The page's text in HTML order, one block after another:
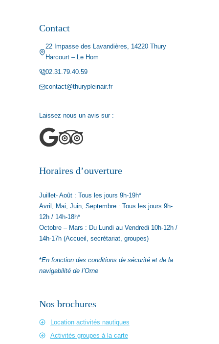
Contact
22 Impasse des Lavandières, 14220 Thury
Harcourt – Le Hom
02.31.79.40.59
contact@thurypleinair.fr
Laissez nous un avis sur :
Horaires d’ouverture
Juillet- Août : Tous les jours 9h-19h*
Avril, Mai, Juin, Septembre : Tous les jours 9h-
12h / 14h-18h*
Octobre – Mars : Du Lundi au Vendredi 10h-12h /
14h-17h (Accueil, secrétariat, groupes)
*En fonction des conditions de sécurité et de la
navigabilité de l’Orne
Nos brochures
Location activités nautiques
Activités groupes à la carte